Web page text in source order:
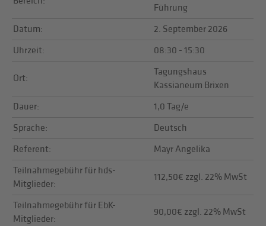
Führung
Datum:
2. September 2026
Uhrzeit:
08:30 - 15:30
Ort:
Tagungshaus
Kassianeum Brixen
Dauer:
1,0 Tag/e
Sprache:
Deutsch
Referent:
Mayr Angelika
Teilnahmegebühr für hds-
Mitglieder:
112,50€ zzgl. 22% MwSt
Teilnahmegebühr für EbK-
Mitglieder:
90,00€ zzgl. 22% MwSt